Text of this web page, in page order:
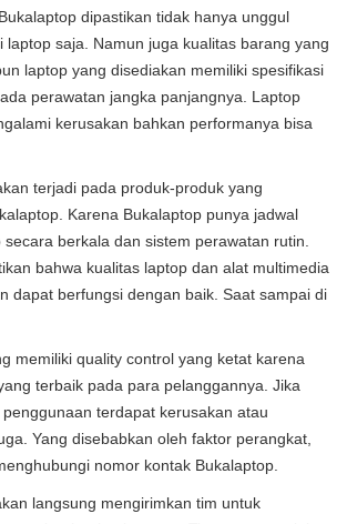
dipastikan tidak hanya unggul
laptop saja. Namun juga kualitas barang yang
laptop yang disediakan memiliki spesifikasi
perawatan jangka panjangnya. Laptop
kerusakan bahkan performanya bisa
terjadi pada produk-produk yang
Karena Bukalaptop punya jadwal
secara berkala dan sistem perawatan rutin.
bahwa kualitas laptop dan alat multimedia
dapat berfungsi dengan baik. Saat sampai di
memiliki quality control yang ketat karena
terbaik pada para pelanggannya. Jika
terdapat kerusakan atau
Yang disebabkan oleh faktor perangkat,
nomor kontak Bukalaptop.
langsung mengirimkan tim untuk